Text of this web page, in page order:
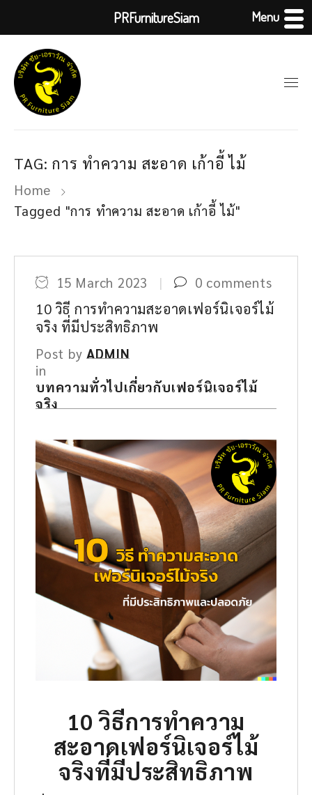
Home
Tagged "การ ทำความ สะอาด เก้าอี้ ไม้"
TAG: การ ทำความ สะอาด เก้าอี้ ไม้
15 March 2023 0 comments
10 วิธี การทำความสะอาดเฟอร์นิเจอร์ไม้
จริง ที่มีประสิทธิภาพ
Post byADMIN
in
บทความทั่วไปเกี่ยวกับเฟอร์นิเจอร์ไม้
จริง
10 วิธีการทำความ
สะอาดเฟอร์นิเจอร์ไม้
จริงที่มีประสิทธิภาพ
PRFurnitureSiam Menu